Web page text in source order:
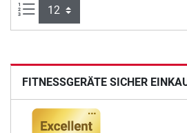
Artikel pro Seite:
FITNESSGERÄTE SICHER